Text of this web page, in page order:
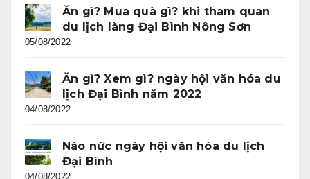
Ăn gì? Mua quà gì? khi tham quan
du lịch làng Đại Bình Nông Sơn
05/08/2022
Ăn gì? Xem gì? ngày hội văn hóa du
lịch Đại Bình năm 2022
04/08/2022
Náo nức ngày hội văn hóa du lịch
Đại Bình
04/08/2022